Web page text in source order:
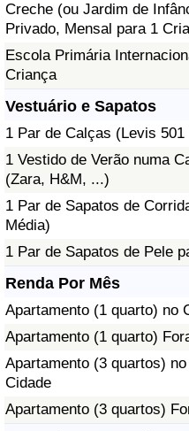
Creche (ou Jardim de
Privado, Mensal para 1
Escola Primária
Criança
Vestuário e Sapatos
1 Par de Calças (Levis 501
1 Vestido de Verão numa
(Zara, H&M, ...)
1 Par de Sapatos de
Média)
1 Par de Sapatos de Pele
Renda Por Mês
Apartamento (1 quarto) no
Apartamento (1 quarto)
Apartamento (3 quartos)
Cidade
Apartamento (3 quartos)